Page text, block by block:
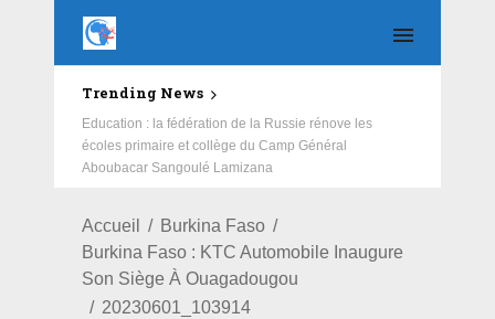
Trending News
Education : la fédération de la Russie rénove les
écoles primaire et collège du Camp Général
Aboubacar Sangoulé Lamizana
Accueil
Burkina Faso
Burkina Faso : KTC Automobile Inaugure
Son Siège À Ouagadougou
20230601_103914